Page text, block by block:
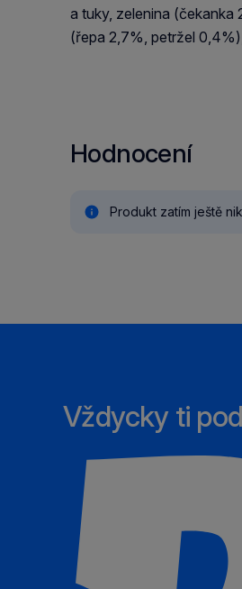
a tuky, zelenina (čekanka
(řepa 2,7%, petržel
Hodnocení
Produkt zatím ještě
Vždycky ti